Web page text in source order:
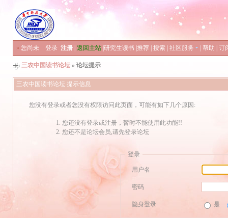
» 您尚未 登录 注册 返回主站 研究生读书 推荐 搜索 社区服务 帮助 订
三农中国读书论坛 » 论坛提示
三农中国读书论坛 提示信息
您没有登录或者您没有权限访问此页面，可能有如下几个原因:
您还没有登录或注册，暂时不能使用此功能!!
您还不是论坛会员,请先登录论坛
登录
用户名
密码
隐身登录 是